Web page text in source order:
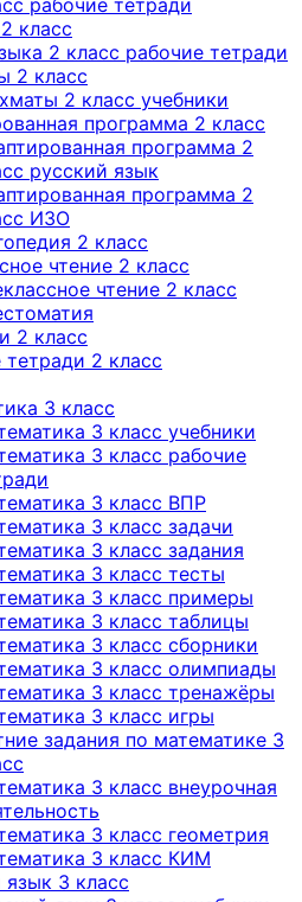
рабочие тетради
класс
2 класс рабочие тетради
2 класс
2 класс учебники
программа 2 класс
программа 2
русский язык
программа 2
ИЗО
2 класс
чтение 2 класс
чтение 2 класс
2 класс
тетради 2 класс
3 класс
3 класс учебники
3 класс рабочие
3 класс ВПР
3 класс задачи
3 класс задания
3 класс тесты
3 класс примеры
3 класс таблицы
3 класс сборники
3 класс олимпиады
3 класс тренажёры
3 класс игры
задания по математике 3
3 класс внеурочная
3 класс геометрия
3 класс КИМ
язык 3 класс